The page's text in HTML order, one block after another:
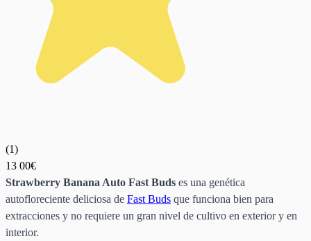
(1)
13 00€
Strawberry Banana Auto Fast Buds es una genética
autofloreciente deliciosa de Fast Buds que funciona bien para
extracciones y no requiere un gran nivel de cultivo en exterior y en
interior.